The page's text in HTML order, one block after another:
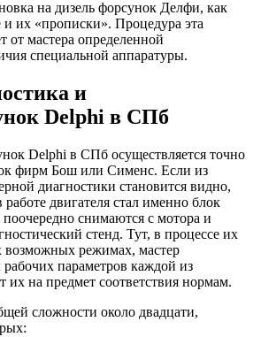
на дизель форсунок Делфи, как
и их «прописки». Процедура эта
от мастера определенной
специальной аппаратуры.
и
Delphi в СПб
Delphi в СПб осуществляется точно
фирм Бош или Сименс. Если из
диагностики становится видно,
двигателя стал именно блок
снимаются с мотора и
стенд. Тут, в процессе их
возможных режимах, мастер
рабочих параметров каждой из
их на предмет соответствия нормам.
сложности около двадцати,